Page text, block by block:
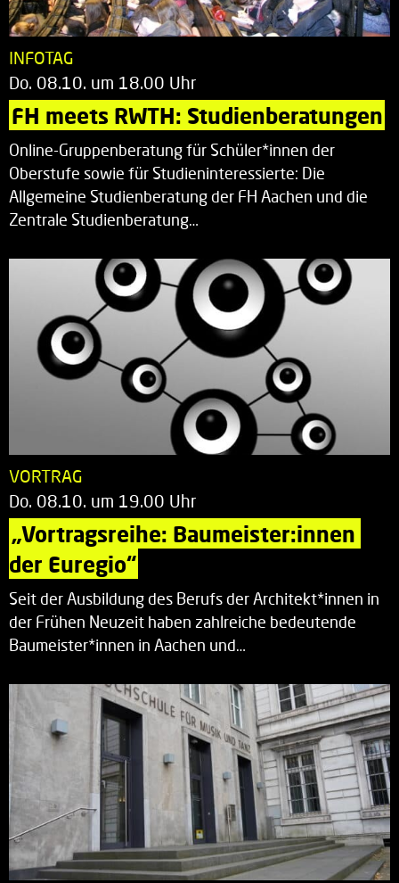
INFOTAG
Do. 08.10. um 18.00 Uhr
FH meets RWTH: Studienberatungen
Online-Gruppenberatung für Schüler*innen der
Oberstufe sowie für Studieninteressierte: Die
Allgemeine Studienberatung der FH Aachen und die
Zentrale Studienberatung…
VORTRAG
Do. 08.10. um 19.00 Uhr
„Vortragsreihe: Baumeister:innen
der Euregio“
Seit der Ausbildung des Berufs der Architekt*innen in
der Frühen Neuzeit haben zahlreiche bedeutende
Baumeister*innen in Aachen und…